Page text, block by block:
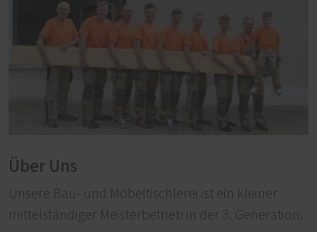
Über Uns
Unsere Bau- und Möbeltischlerei ist ein kleiner
mittelständiger Meisterbetrieb in der 3. Generation.